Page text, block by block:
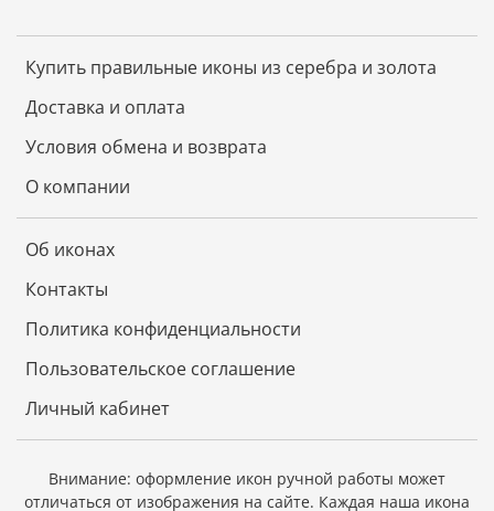
Купить правильные иконы из серебра и золота
Доставка и оплата
Условия обмена и возврата
О компании
Об иконах
Контакты
Политика конфиденциальности
Пользовательское соглашение
Личный кабинет
Внимание: оформление икон ручной работы может
отличаться от изображения на сайте. Каждая наша икона